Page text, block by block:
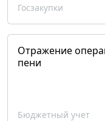
Госзакупки
Отражение
пени
Бюджетный учет